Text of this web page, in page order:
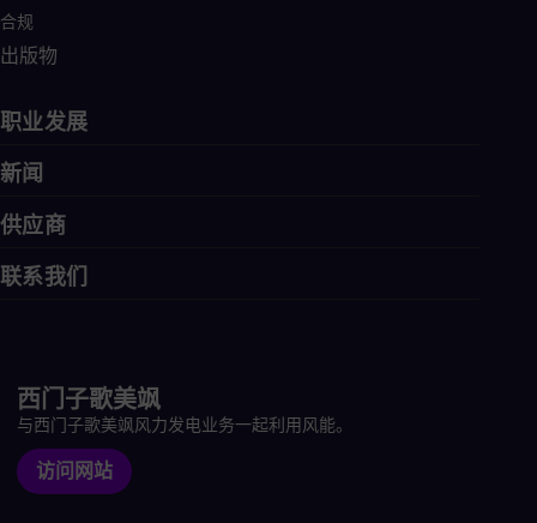
合规
出版物
职业发展
新闻
供应商
联系我们
西门子歌美飒
与西门子歌美飒风力发电业务一起利用风能。
访问网站